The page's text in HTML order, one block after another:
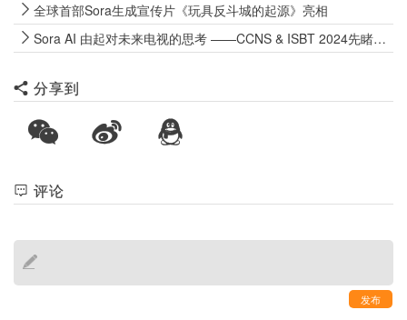
全球首部Sora生成宣传片《玩具反斗城的起源》亮相
Sora AI 由起对未来电视的思考 ——CCNS & ISBT 2024先睹为快之一
分享到
评论
发布